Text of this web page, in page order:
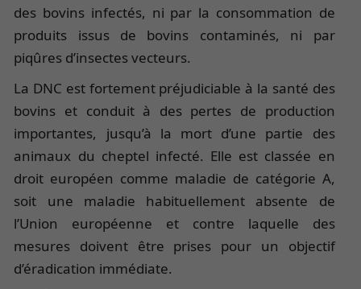
des bovins infectés, ni par la consommation de
produits issus de bovins contaminés, ni par
piqûres d’insectes vecteurs.
La DNC est fortement préjudiciable à la santé des
bovins et conduit à des pertes de production
importantes, jusqu’à la mort d’une partie des
animaux du cheptel infecté. Elle est classée en
droit européen comme maladie de catégorie A,
soit une maladie habituellement absente de
l’Union européenne et contre laquelle des
mesures doivent être prises pour un objectif
d’éradication immédiate.